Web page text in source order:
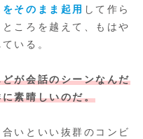
そのまま起用 して作ら
ころを越えて、もはや
いる。
が会話のシーンなんだ
素晴しいのだ。
いといい抜群のコンビ